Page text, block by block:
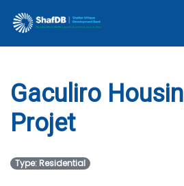
Gaculiro
Gaculiro
Projet
Type: Residential